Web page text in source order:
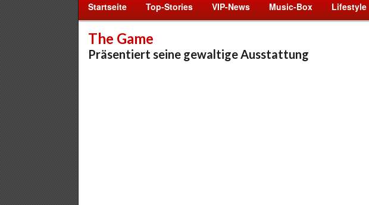
Startseite Top-Stories VIP-News Music-Box Lifestyle
The Game
Präsentiert seine gewaltige Ausstattung